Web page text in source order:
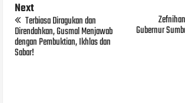
Next
Terbiasa Diragukan dan
Direndahkan, Gusmal Menjawab
dengan Pembuktian, Ikhlas dan
Sabar!
Gubernur